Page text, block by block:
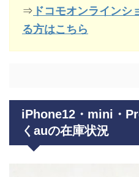
⇒ ドコモオンライン
る方はこちら
iPhone12・mini・
くauの在庫状況